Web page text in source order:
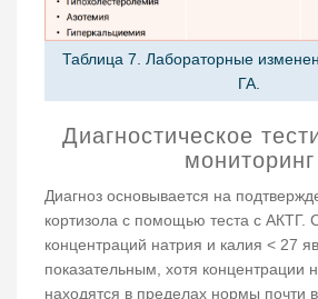
Таблица 7. Лабораторные
ГА.
Диагностическое
мониторинг
Диагноз основывается на
кортизола с помощью теста с АКТГ.
концентраций натрия и калия < 27
показательным, хотя концентрации
находятся в пределах нормы почти